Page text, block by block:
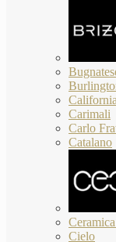
California
Carimali
Carlo
Catalano
Cielo